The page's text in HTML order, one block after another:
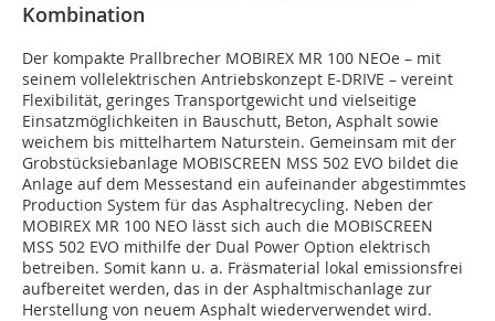
Kombination
Der kompakte Prallbrecher MOBIREX MR 100 NEOe – mit
seinem vollelektrischen Antriebskonzept E-DRIVE – vereint
Flexibilität, geringes Transportgewicht und vielseitige
Einsatzmöglichkeiten in Bauschutt, Beton, Asphalt sowie
weichem bis mittelhartem Naturstein. Gemeinsam mit der
Grobstücksiebanlage MOBISCREEN MSS 502 EVO bildet die
Anlage auf dem Messestand ein aufeinander abgestimmtes
Production System für das Asphaltrecycling. Neben der
MOBIREX MR 100 NEO lässt sich auch die MOBISCREEN
MSS 502 EVO mithilfe der Dual Power Option elektrisch
betreiben. Somit kann u. a. Fräsmaterial lokal emissionsfrei
aufbereitet werden, das in der Asphaltmischanlage zur
Herstellung von neuem Asphalt wiederverwendet wird.